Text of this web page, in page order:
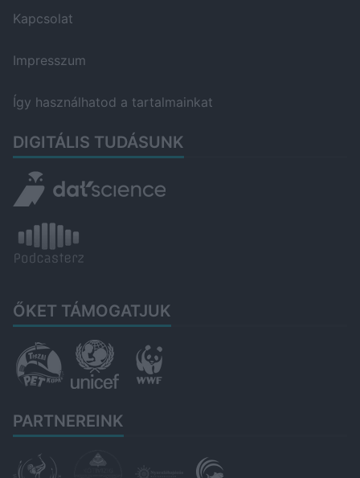
Kapcsolat
Impresszum
Így használhatod a tartalmainkat
DIGITÁLIS TUDÁSUNK
ŐKET TÁMOGATJUK
PARTNEREINK